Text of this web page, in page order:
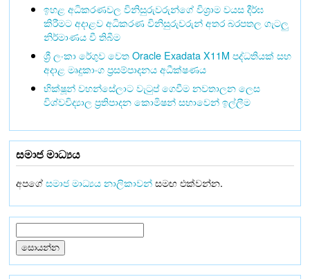
ඉහළ අධිකරණවල විනිසුරුවරුන්ගේ විශ්‍රාම වයස දීර්ඝ
කිරීමට අදාළව අධිකරණ විනිසුරුවරුන් අතර බරපතල ගැටලු
නිර්මාණය වී තිබීම
ශ්‍රී ලංකා රේගුව වෙත Oracle Exadata X11M පද්ධතියක් සහ
අදාළ මෘදුකාංග ප්‍රසම්පාදනය අධීක්ෂණය
භික්ෂූන් වහන්සේලාට වැටුප් ගෙවීම නවතාලන ලෙස
විශ්වවිද්‍යාල ප්‍රතිපාදන කොමිෂන් සභාවෙන් ඉල්ලීම
සමාජ මාධ්‍යය
අපගේසමාජ මාධ්‍යය නාලිකාවන්සමඟ එක්වන්න.